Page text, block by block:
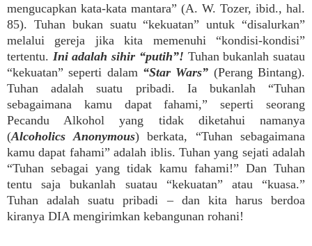
mengucapkan kata-kata mantara” (A. W. Tozer, ibid., hal.
85). Tuhan bukan suatu “kekuatan” untuk “disalurkan”
melalui gereja jika kita memenuhi “kondisi-kondisi”
tertentu. Ini adalah sihir “putih”! Tuhan bukanlah suatau
“kekuatan” seperti dalam “Star Wars” (Perang Bintang).
Tuhan adalah suatu pribadi. Ia bukanlah “Tuhan
sebagaimana kamu dapat fahami,” seperti seorang
Pecandu Alkohol yang tidak diketahui namanya
(Alcoholics Anonymous) berkata, “Tuhan sebagaimana
kamu dapat fahami” adalah iblis. Tuhan yang sejati adalah
“Tuhan sebagai yang tidak kamu fahami!” Dan Tuhan
tentu saja bukanlah suatau “kekuatan” atau “kuasa.”
Tuhan adalah suatu pribadi – dan kita harus berdoa
kiranya DIA mengirimkan kebangunan rohani!